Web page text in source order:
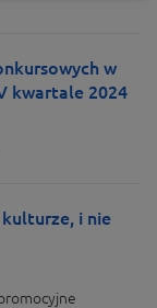
w
kwartale 2024
kulturze, i nie